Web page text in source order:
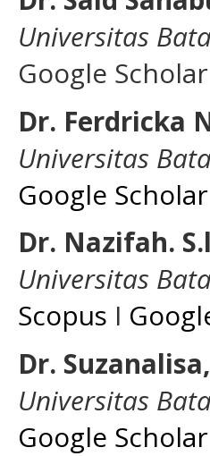
Universitas
Google
Dr. Ferdricka
Universitas
Google Scholar
Dr. Nazifah.
Universitas
Scopus I
Dr.
Universitas
Google Scholar